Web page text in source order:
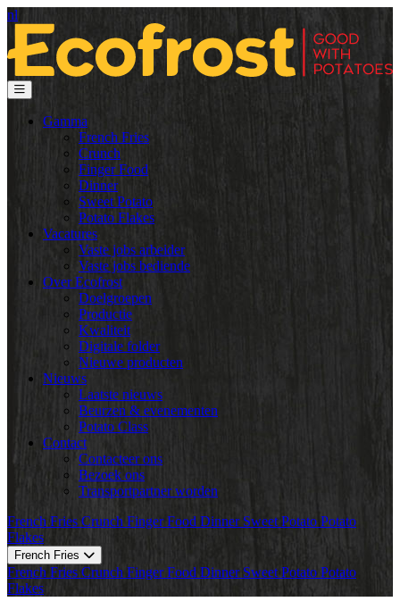
nl
Gamma
French Fries
Crunch
Finger Food
Dinner
Sweet Potato
Potato Flakes
Vacatures
Vaste jobs arbeider
Vaste jobs bediende
Over Ecofrost
Doelgroepen
Productie
Kwaliteit
Digitale folder
Nieuwe producten
Nieuws
Laatste nieuws
Beurzen & evenementen
Potato Class
Contact
Contacteer ons
Bezoek ons
Transportpartner worden
French Fries Crunch Finger Food Dinner Sweet Potato Potato
Flakes
French Fries
French Fries Crunch Finger Food Dinner Sweet Potato Potato
Flakes